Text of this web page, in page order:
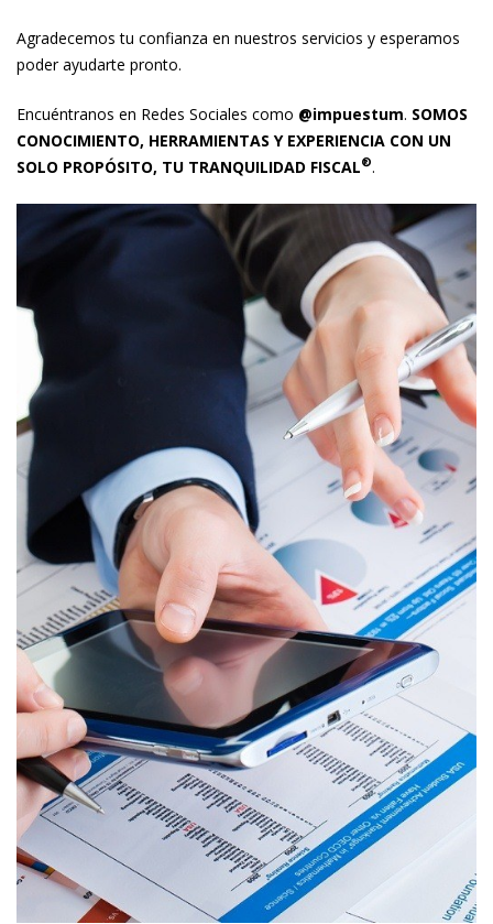
Agradecemos tu confianza en nuestros servicios y esperamos
poder ayudarte pronto.
Encuéntranos en Redes Sociales como @impuestum. SOMOS
CONOCIMIENTO, HERRAMIENTAS Y EXPERIENCIA CON UN
SOLO PROPÓSITO, TU TRANQUILIDAD FISCAL®.